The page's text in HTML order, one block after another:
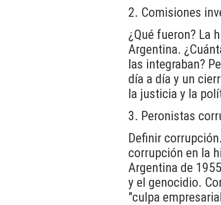
2. Comisiones
¿Qué fueron? La
Argentina.
las integraban?
día a día y un
la justicia y la
3. Peronistas
Definir
corrupción en la
Argentina de
y el genocidio.
"culpa